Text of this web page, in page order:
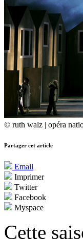
© ruth walz | opéra
Partager cet article
Email
Imprimer
Twitter
Facebook
Myspace
Cette